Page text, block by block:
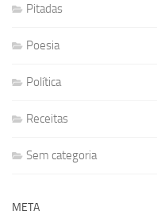
Pitadas
Poesia
Política
Receitas
Sem categoria
META